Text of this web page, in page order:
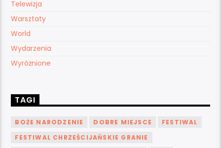
Telewizja
Warsztaty
World
Wydarzenia
Wyróżnione
TAGI
BOŻE NARODZENIE DOBRE MIEJSCE
FESTIWAL
FESTIWAL CHRZEŚCIJAŃSKIE GRANIE